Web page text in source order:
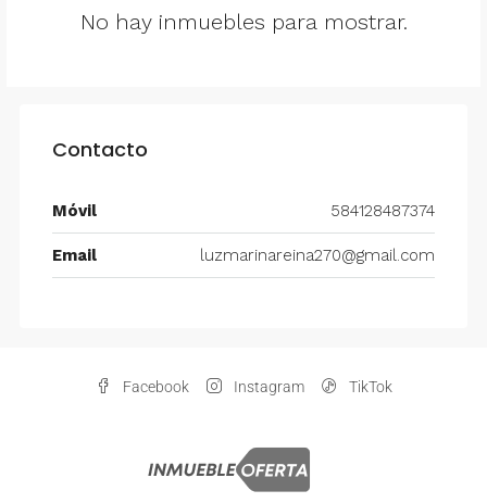
No hay inmuebles para mostrar.
Contacto
Móvil 584128487374
Email luzmarinareina270@gmail.com
Facebook Instagram TikTok